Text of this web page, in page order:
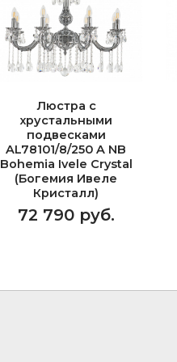
Люстра с
хрустальными
подвесками
AL78101/8/250 A NB
Bohemia Ivele Crystal
(Богемия Ивеле
Кристалл)
72 790 руб.